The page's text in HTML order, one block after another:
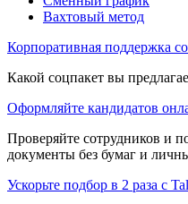
Вахтовый метод
Корпоративная поддержка
Какой соцпакет вы
Оформляйте кандидатов
Проверяйте сотрудников и
документы без бумаг и
Ускорьте подбор в 2 раза с